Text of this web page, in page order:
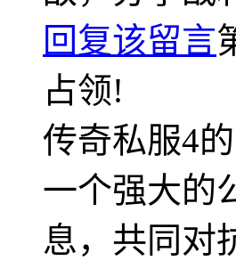
回复该留言
占领!
传奇私服4
一个强大的
息，共同对